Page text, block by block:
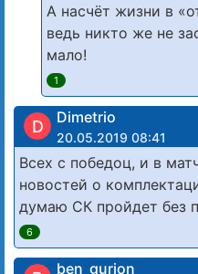
А насчёт жизни в
ведь никто же не
мало!
1
D Dimetrio
20.05.2019 08:41
Всех с победоц, и в
новостей о
думаю СК пройдет без
6
ben_gurion